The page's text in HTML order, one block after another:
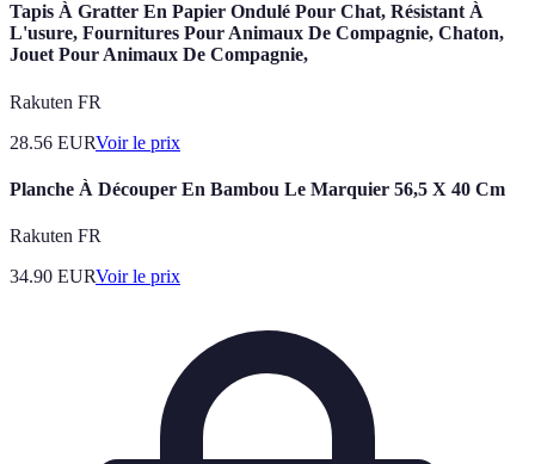
Tapis À Gratter En Papier Ondulé Pour Chat, Résistant À
L'usure, Fournitures Pour Animaux De Compagnie, Chaton,
Jouet Pour Animaux De Compagnie,
Rakuten FR
28.56 EURVoir le prix
Planche À Découper En Bambou Le Marquier 56,5 X 40 Cm
Rakuten FR
34.90 EURVoir le prix